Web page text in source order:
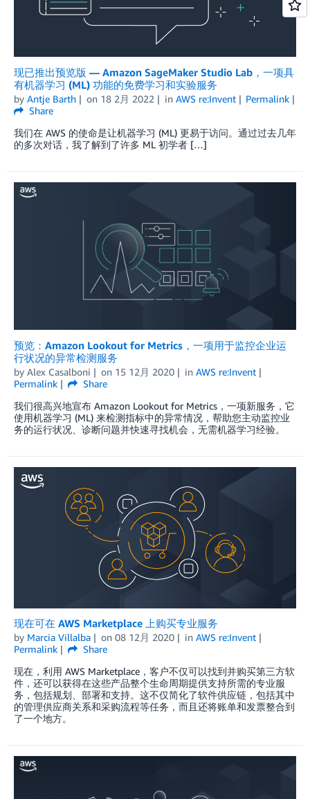
现已推出预览版 — Amazon SageMaker Studio Lab，一项具
有机器学习 (ML) 功能的免费学习和实验服务
by Antje Barth on 18 2月 2022 in AWS re:Invent
Permalink
Share
我们在 AWS 的使命是让机器学习 (ML) 更易于访问。通过过去几年
的多次对话，我了解到了许多 ML 初学者 […]
预览：Amazon Lookout for Metrics，一项用于监控企业运
行状况的异常检测服务
by Alex Casalboni on 15 12月 2020 in AWS re:Invent
Permalink
Share
我们很高兴地宣布 Amazon Lookout for Metrics，一项新服务，它
使用机器学习 (ML) 来检测指标中的异常情况，帮助您主动监控业
务的运行状况、诊断问题并快速寻找机会，无需机器学习经验。
现在可在 AWS Marketplace 上购买专业服务
by Marcia Villalba on 08 12月 2020 in AWS re:Invent
Permalink
Share
现在，利用 AWS Marketplace，客户不仅可以找到并购买第三方软
件，还可以获得在这些产品整个生命周期提供支持所需的专业服
务，包括规划、部署和支持。这不仅简化了软件供应链，包括其中
的管理供应商关系和采购流程等任务，而且还将账单和发票整合到
了一个地方。